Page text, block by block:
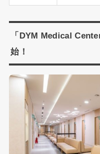
「DYM Medical
始！